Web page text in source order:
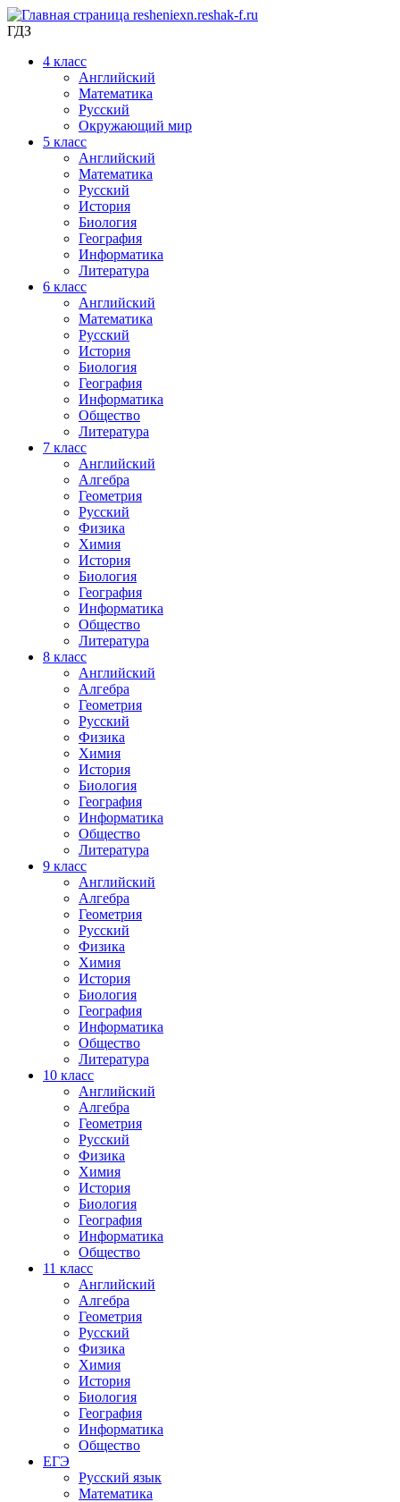
ГДЗ
4 класс
Английский
Математика
Русский
Окружающий мир
5 класс
Английский
Математика
Русский
История
Биология
География
Информатика
Литература
6 класс
Английский
Математика
Русский
История
Биология
География
Информатика
Общество
Литература
7 класс
Английский
Алгебра
Геометрия
Русский
Физика
Химия
История
Биология
География
Информатика
Общество
Литература
8 класс
Английский
Алгебра
Геометрия
Русский
Физика
Химия
История
Биология
География
Информатика
Общество
Литература
9 класс
Английский
Алгебра
Геометрия
Русский
Физика
Химия
История
Биология
География
Информатика
Общество
Литература
10 класс
Английский
Алгебра
Геометрия
Русский
Физика
Химия
История
Биология
География
Информатика
Общество
11 класс
Английский
Алгебра
Геометрия
Русский
Физика
Химия
История
Биология
География
Информатика
Общество
ЕГЭ
Русский язык
Математика